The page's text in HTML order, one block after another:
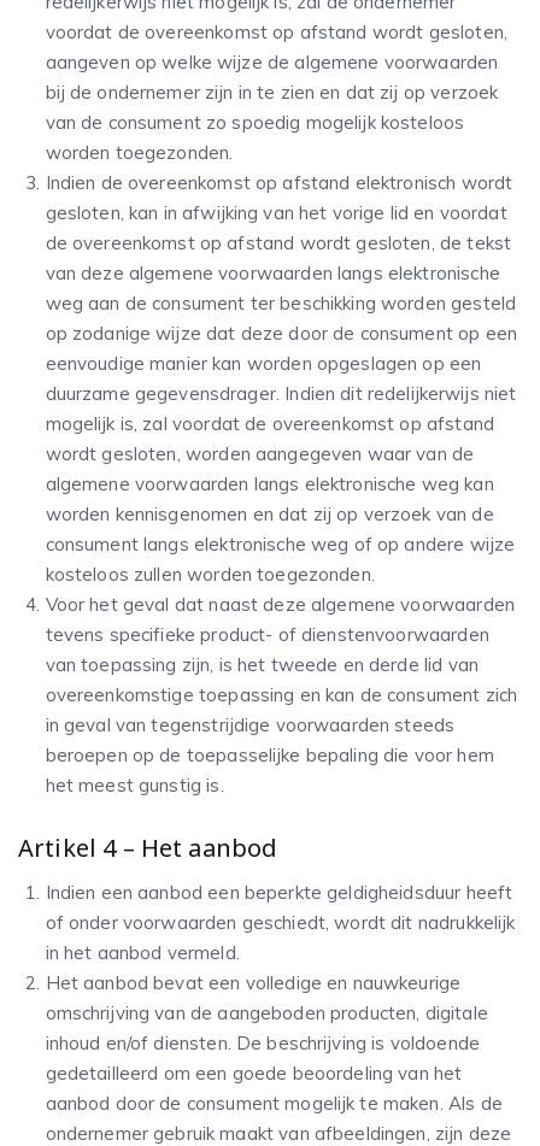
voordat de overeenkomst op afstand wordt gesloten,
aangeven op welke wijze de algemene voorwaarden
bij de ondernemer zijn in te zien en dat zij op verzoek
van de consument zo spoedig mogelijk kosteloos
worden toegezonden.
Indien de overeenkomst op afstand elektronisch wordt
gesloten, kan in afwijking van het vorige lid en voordat
de overeenkomst op afstand wordt gesloten, de tekst
van deze algemene voorwaarden langs elektronische
weg aan de consument ter beschikking worden gesteld
op zodanige wijze dat deze door de consument op een
eenvoudige manier kan worden opgeslagen op een
duurzame gegevensdrager. Indien dit redelijkerwijs niet
mogelijk is, zal voordat de overeenkomst op afstand
wordt gesloten, worden aangegeven waar van de
algemene voorwaarden langs elektronische weg kan
worden kennisgenomen en dat zij op verzoek van de
consument langs elektronische weg of op andere wijze
kosteloos zullen worden toegezonden.
Voor het geval dat naast deze algemene voorwaarden
tevens specifieke product- of dienstenvoorwaarden
van toepassing zijn, is het tweede en derde lid van
overeenkomstige toepassing en kan de consument zich
in geval van tegenstrijdige voorwaarden steeds
beroepen op de toepasselijke bepaling die voor hem
het meest gunstig is.
Artikel 4 – Het aanbod
Indien een aanbod een beperkte geldigheidsduur heeft
of onder voorwaarden geschiedt, wordt dit nadrukkelijk
in het aanbod vermeld.
Het aanbod bevat een volledige en nauwkeurige
omschrijving van de aangeboden producten, digitale
inhoud en/of diensten. De beschrijving is voldoende
gedetailleerd om een goede beoordeling van het
aanbod door de consument mogelijk te maken. Als de
ondernemer gebruik maakt van afbeeldingen, zijn deze